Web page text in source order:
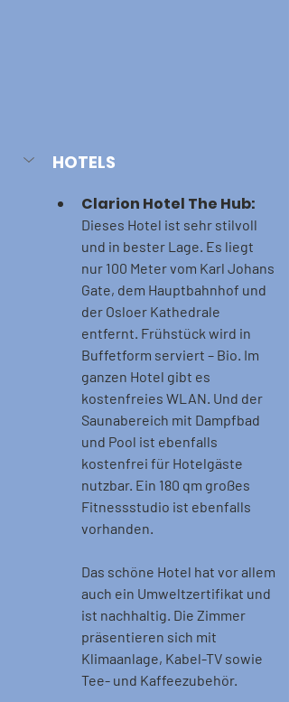
HOTELS
Clarion Hotel The Hub:
Dieses Hotel ist sehr stilvoll
und in bester Lage. Es liegt
nur 100 Meter vom Karl Johans
Gate, dem Hauptbahnhof und
der Osloer Kathedrale
entfernt. Frühstück wird in
Buffetform serviert – Bio. Im
ganzen Hotel gibt es
kostenfreies WLAN. Und der
Saunabereich mit Dampfbad
und Pool ist ebenfalls
kostenfrei für Hotelgäste
nutzbar. Ein 180 qm großes
Fitnessstudio ist ebenfalls
vorhanden.
Das schöne Hotel hat vor allem
auch ein Umweltzertifikat und
ist nachhaltig. Die Zimmer
präsentieren sich mit
Klimaanlage, Kabel-TV sowie
Tee- und Kaffeezubehör.